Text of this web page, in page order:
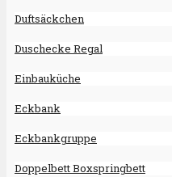
Duftsäckchen
Duschecke Regal
Einbauküche
Eckbank
Eckbankgruppe
Doppelbett Boxspringbett